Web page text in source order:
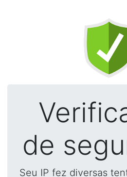
de
Seu IP fez diversas